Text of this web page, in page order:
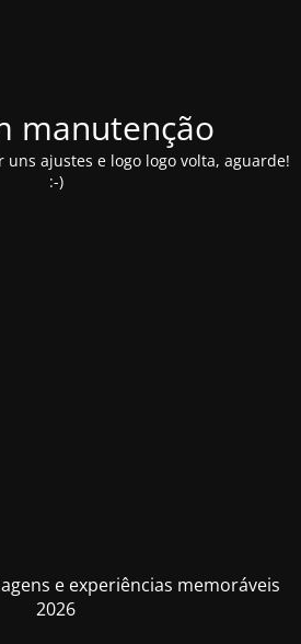
manutenção
uns ajustes e logo logo volta, aguarde!
:-)
e experiências memoráveis
2026